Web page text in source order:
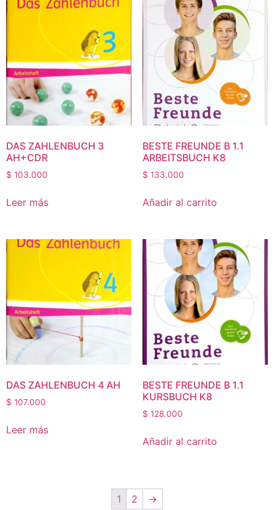
DAS ZAHLENBUCH 3
AH+CDR
$ 103.000
Leer más
BESTE FREUNDE B 1.1
ARBEITSBUCH K8
$ 133.000
Añadir al carrito
DAS ZAHLENBUCH 4 AH
$ 107.000
Leer más
BESTE FREUNDE B 1.1
KURSBUCH K8
$ 128.000
Añadir al carrito
1 2 →